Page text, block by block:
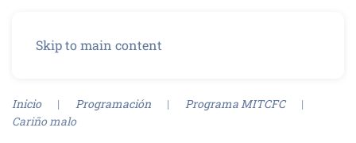
Skip to main content
Inicio Programación
Programa MITCFC
Cariño malo